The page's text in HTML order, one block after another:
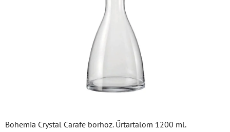
Bohemia Crystal Carafe borhoz. Űrtartalom 1200 ml.